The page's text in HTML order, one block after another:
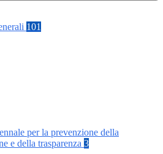
101
per la prevenzione della
e della trasparenza 3